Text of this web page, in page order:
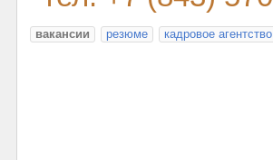
вакансии резюме кадровое агентство